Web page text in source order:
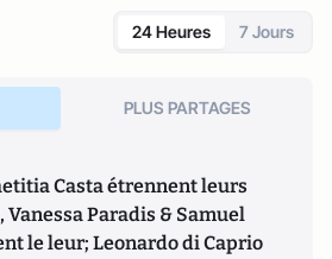
24 Heures 7 Jours
PLUS PARTAGES
Casta étrennent leurs
Paradis & Samuel
le leur; Leonardo di Caprio